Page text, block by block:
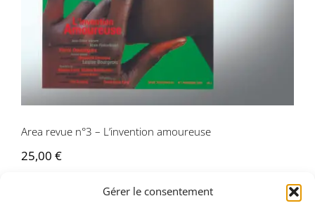
Gérer le consentement
Area revue n°3 – L’invention amoureuse
25,00 €